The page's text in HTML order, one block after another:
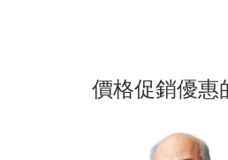
價格促銷優惠